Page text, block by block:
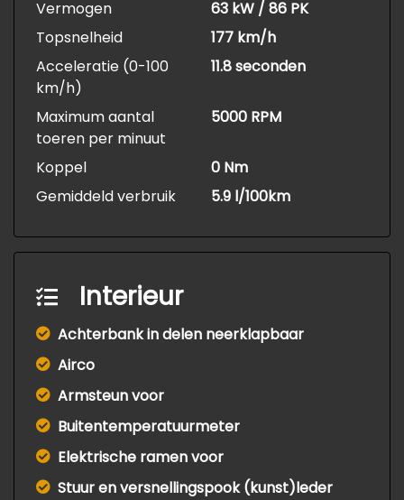
Vermogen
63 kW / 86 PK
Topsnelheid
177 km/h
Acceleratie (0-100
km/h)
11.8 seconden
Maximum aantal
toeren per minuut
5000 RPM
Koppel
0 Nm
Gemiddeld verbruik
5.9 l/100km
Interieur
Achterbank in delen neerklapbaar
Airco
Armsteun voor
Buitentemperatuurmeter
Elektrische ramen voor
Stuur en versnellingspook (kunst)leder